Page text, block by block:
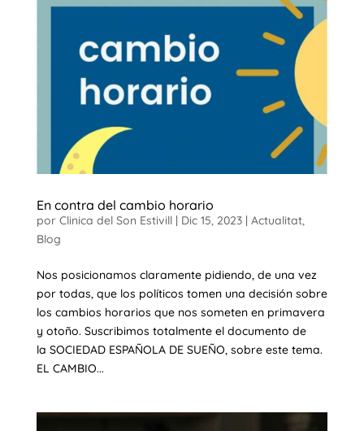
En contra del cambio horario
por Clinica del Son Estivill| Dic 15, 2023| Actualitat,
Blog
Nos posicionamos claramente pidiendo, de una vez
por todas, que los políticos tomen una decisión sobre
los cambios horarios que nos someten en primavera
y otoño. Suscribimos totalmente el documento de
la SOCIEDAD ESPAÑOLA DE SUEÑO, sobre este tema.
EL CAMBIO...